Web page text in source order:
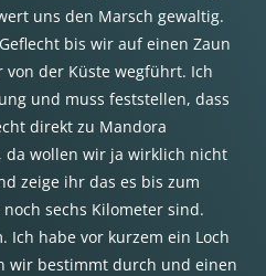
uns den Marsch gewaltig.
bis wir auf einen Zaun
der Küste wegführt. Ich
und muss feststellen, dass
direkt zu Mandora
da wollen wir ja wirklich nicht
zeige ihr das es bis zum
sechs Kilometer sind.
Ich habe vor kurzem ein Loch
wir bestimmt durch und einen